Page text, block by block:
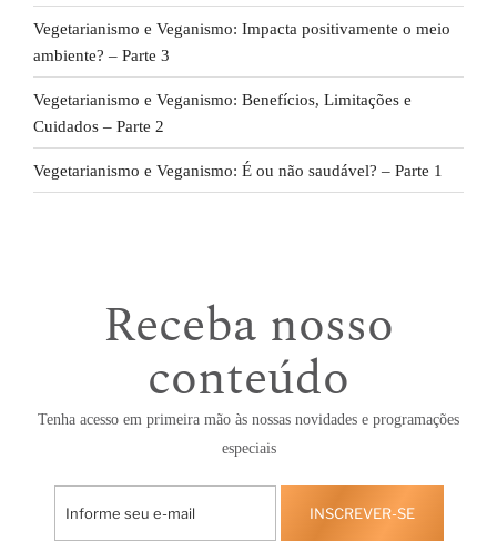
Vegetarianismo e Veganismo: Impacta positivamente o meio
ambiente? – Parte 3
Vegetarianismo e Veganismo: Benefícios, Limitações e
Cuidados – Parte 2
Vegetarianismo e Veganismo: É ou não saudável? – Parte 1
Receba nosso
conteúdo
Tenha acesso em primeira mão às nossas novidades e programações
especiais
INSCREVER-SE